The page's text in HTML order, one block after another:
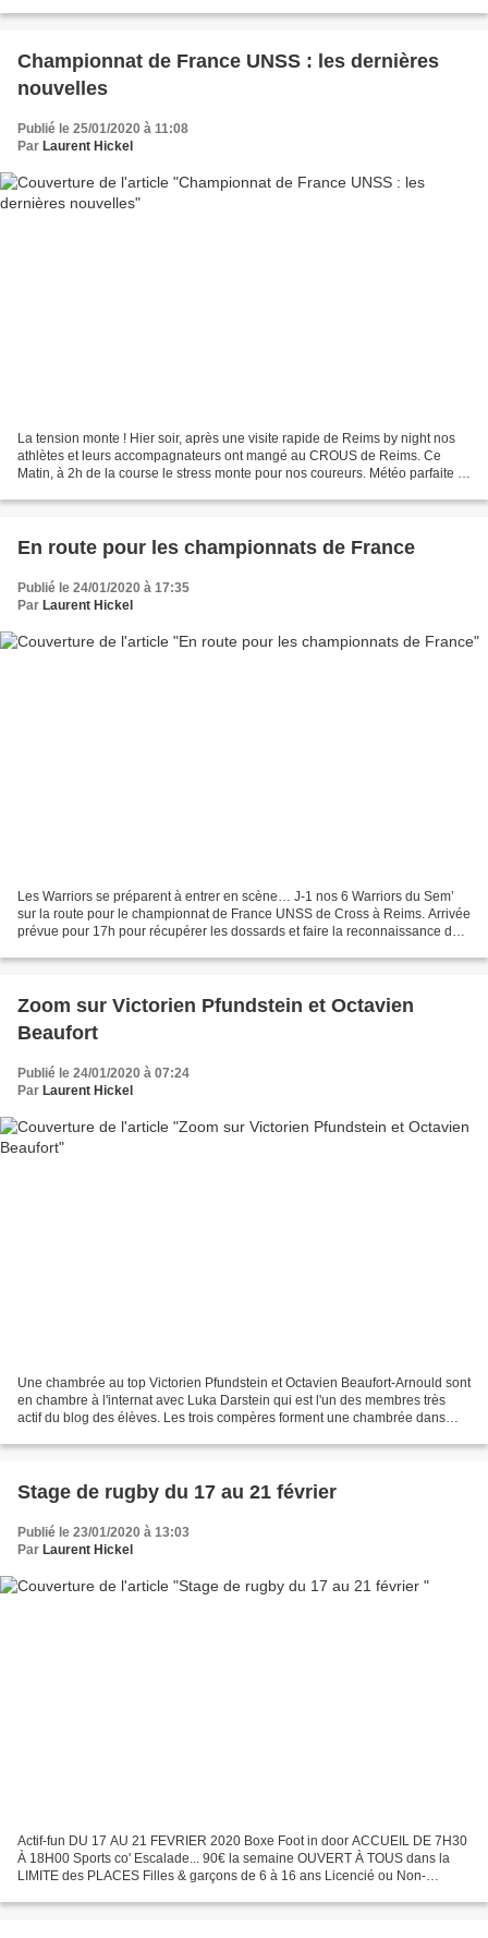
Championnat de France UNSS : les dernières
nouvelles
Publié le 25/01/2020 à 11:08
Par Laurent Hickel
La tension monte ! Hier soir, après une visite rapide de Reims by night nos
athlètes et leurs accompagnateurs ont mangé au CROUS de Reims. Ce
Matin, à 2h de la course le stress monte pour nos coureurs. Météo parfaite le
En route pour les championnats de France
Publié le 24/01/2020 à 17:35
Par Laurent Hickel
Les Warriors se préparent à entrer en scène… J-1 nos 6 Warriors du Sem’
sur la route pour le championnat de France UNSS de Cross à Reims. Arrivée
prévue pour 17h pour récupérer les dossards et faire la reconnaissance du
Zoom sur Victorien Pfundstein et Octavien
Beaufort
Publié le 24/01/2020 à 07:24
Par Laurent Hickel
Une chambrée au top Victorien Pfundstein et Octavien Beaufort-Arnould sont
en chambre à l'internat avec Luka Darstein qui est l'un des membres très
actif du blog des élèves. Les trois compères forment une chambrée dans
Stage de rugby du 17 au 21 février
Publié le 23/01/2020 à 13:03
Par Laurent Hickel
Actif-fun DU 17 AU 21 FEVRIER 2020 Boxe Foot in door ACCUEIL DE 7H30
À 18H00 Sports co' Escalade... 90€ la semaine OUVERT À TOUS dans la
LIMITE des PLACES Filles & garçons de 6 à 16 ans Licencié ou Non-